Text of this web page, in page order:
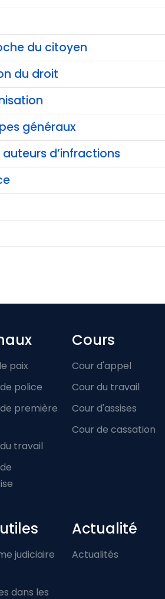
du citoyen
du droit
généraux
d’infractions
menu
paix
police
première
travail
Cours
Cour d'appel
Cour du travail
Cour d'assises
Cour de cassation
judiciaire
dans les
Actualité
Actualités